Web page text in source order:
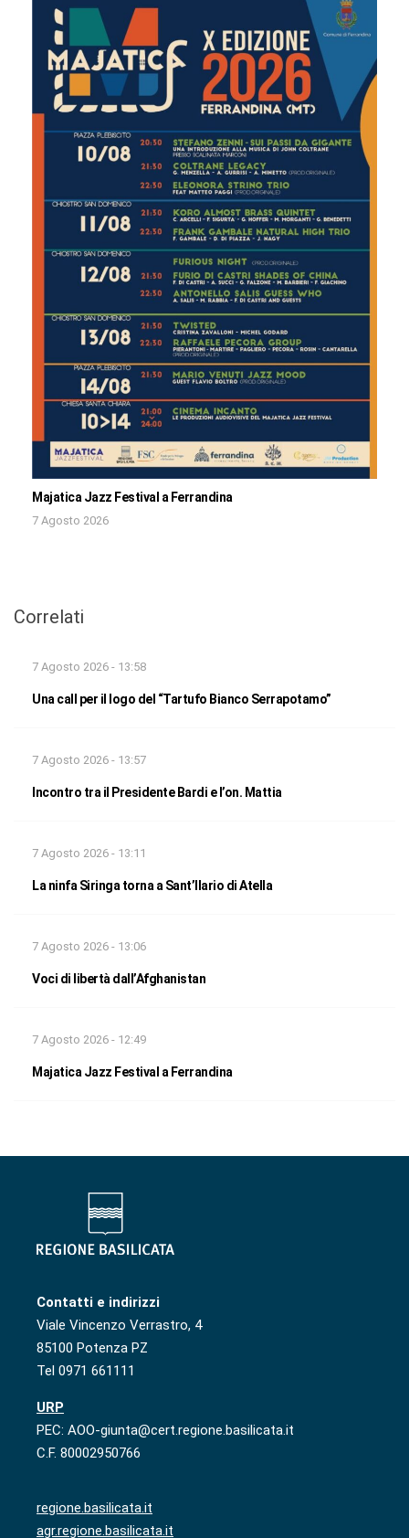
Majatica Jazz Festival a Ferrandina
7 Agosto 2026
Correlati
7 Agosto 2026 - 13:58
Una call per il logo del “Tartufo Bianco Serrapotamo”
7 Agosto 2026 - 13:57
Incontro tra il Presidente Bardi e l’on. Mattia
7 Agosto 2026 - 13:11
La ninfa Siringa torna a Sant’Ilario di Atella
7 Agosto 2026 - 13:06
Voci di libertà dall’Afghanistan
7 Agosto 2026 - 12:49
Majatica Jazz Festival a Ferrandina
Contatti e indirizzi
Viale Vincenzo Verrastro, 4
85100 Potenza PZ
Tel 0971 661111
URP
PEC: AOO-giunta@cert.regione.basilicata.it
C.F. 80002950766
regione.basilicata.it
agr.regione.basilicata.it